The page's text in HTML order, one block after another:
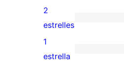
4
estrelles
valoracions
de
3
estrelles
0
valoracions
de
2
estrelles
0
1
estrella